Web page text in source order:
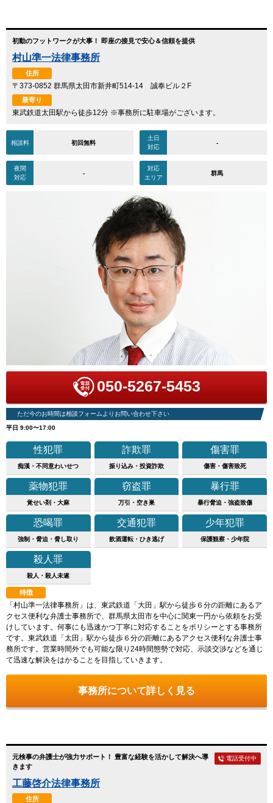
初動のフットワークが大事！ 即座の接見で安心＆信頼を提供
村山準一法律事務所
住所
〒373-0852 群馬県太田市新井町514-14 誠奉ビル２F
最寄り
東武鉄道太田駅から徒歩12分 ※事務所に駐車場がございます。
相談料 初回無料
土日
対応
-
夜間
対応
-
対応
エリア
群馬
050-5267-5453
ただ今のお時間は相談フォームよりお問い合わせ下さい
平日 9:00〜17:00
性犯罪
痴漢・不同意わいせつ
詐欺罪
振り込み・投資詐欺
傷害罪
傷害・傷害致死
薬物犯罪
覚せい剤・大麻
窃盗罪
万引・空き巣
暴行罪
暴行脅迫・強盗致傷
恐喝罪
強制・脅迫・脅し取り
交通犯罪
飲酒運転・ひき逃げ
少年犯罪
保護観察・少年院
殺人罪
殺人・殺人未遂
特徴
「村山準一法律事務所」は、東武鉄道「大田」駅から徒歩６分の距離にあるア
クセス便利な弁護士事務所で、群馬県太田市を中心に関東一円から依頼をお受
けしています。何事にも迅速かつ丁寧に対応することをポリシーとする事務所
です。東武鉄道「太田」駅から徒歩６分の距離にあるアクセス便利な弁護士事
務所です。営業時間外でも可能な限り24時間態勢で対応、示談交渉などを通じ
て迅速な解決をはかることを目指していきます。
事務所について詳しく見る
元検事の弁護士が強力サポート！ 豊富な経験を活かして解決へ導
きます
工藤啓介法律事務所
住所
電話受付中